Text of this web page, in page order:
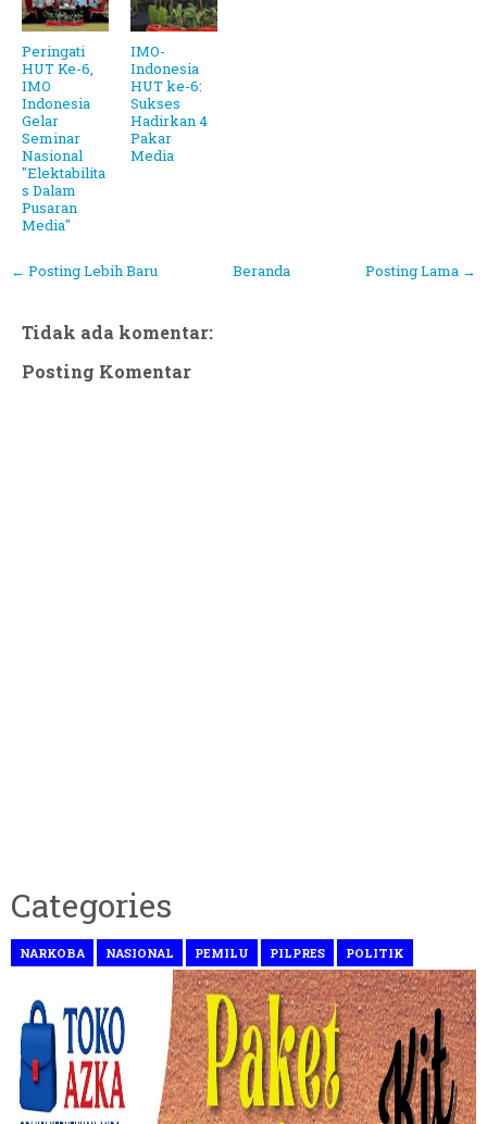
Peringati
HUT Ke-6,
IMO
Indonesia
Gelar
Seminar
Nasional
"Elektabilita
s Dalam
Pusaran
Media"
IMO-
Indonesia
HUT ke-6:
Sukses
Hadirkan 4
Pakar
Media
← Posting Lebih Baru Posting Lama →
Beranda
Tidak ada komentar:
Posting Komentar
Categories
NARKOBA NASIONAL PEMILU PILPRES POLITIK